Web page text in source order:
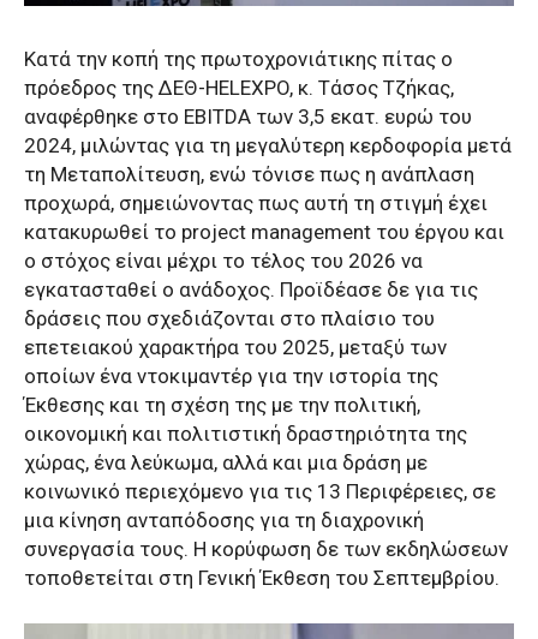
Κατά την κοπή της πρωτοχρονιάτικης πίτας ο
πρόεδρος της ΔΕΘ-HELEXPO, κ. Τάσος Τζήκας,
αναφέρθηκε στο EBITDA των 3,5 εκατ. ευρώ του
2024, μιλώντας για τη μεγαλύτερη κερδοφορία μετά
τη Μεταπολίτευση, ενώ τόνισε πως η ανάπλαση
προχωρά, σημειώνοντας πως αυτή τη στιγμή έχει
κατακυρωθεί το project management του έργου και
ο στόχος είναι μέχρι το τέλος του 2026 να
εγκατασταθεί ο ανάδοχος. Προϊδέασε δε για τις
δράσεις που σχεδιάζονται στο πλαίσιο του
επετειακού χαρακτήρα του 2025, μεταξύ των
οποίων ένα ντοκιμαντέρ για την ιστορία της
Έκθεσης και τη σχέση της με την πολιτική,
οικονομική και πολιτιστική δραστηριότητα της
χώρας, ένα λεύκωμα, αλλά και μια δράση με
κοινωνικό περιεχόμενο για τις 13 Περιφέρειες, σε
μια κίνηση ανταπόδοσης για τη διαχρονική
συνεργασία τους. Η κορύφωση δε των εκδηλώσεων
τοποθετείται στη Γενική Έκθεση του Σεπτεμβρίου.